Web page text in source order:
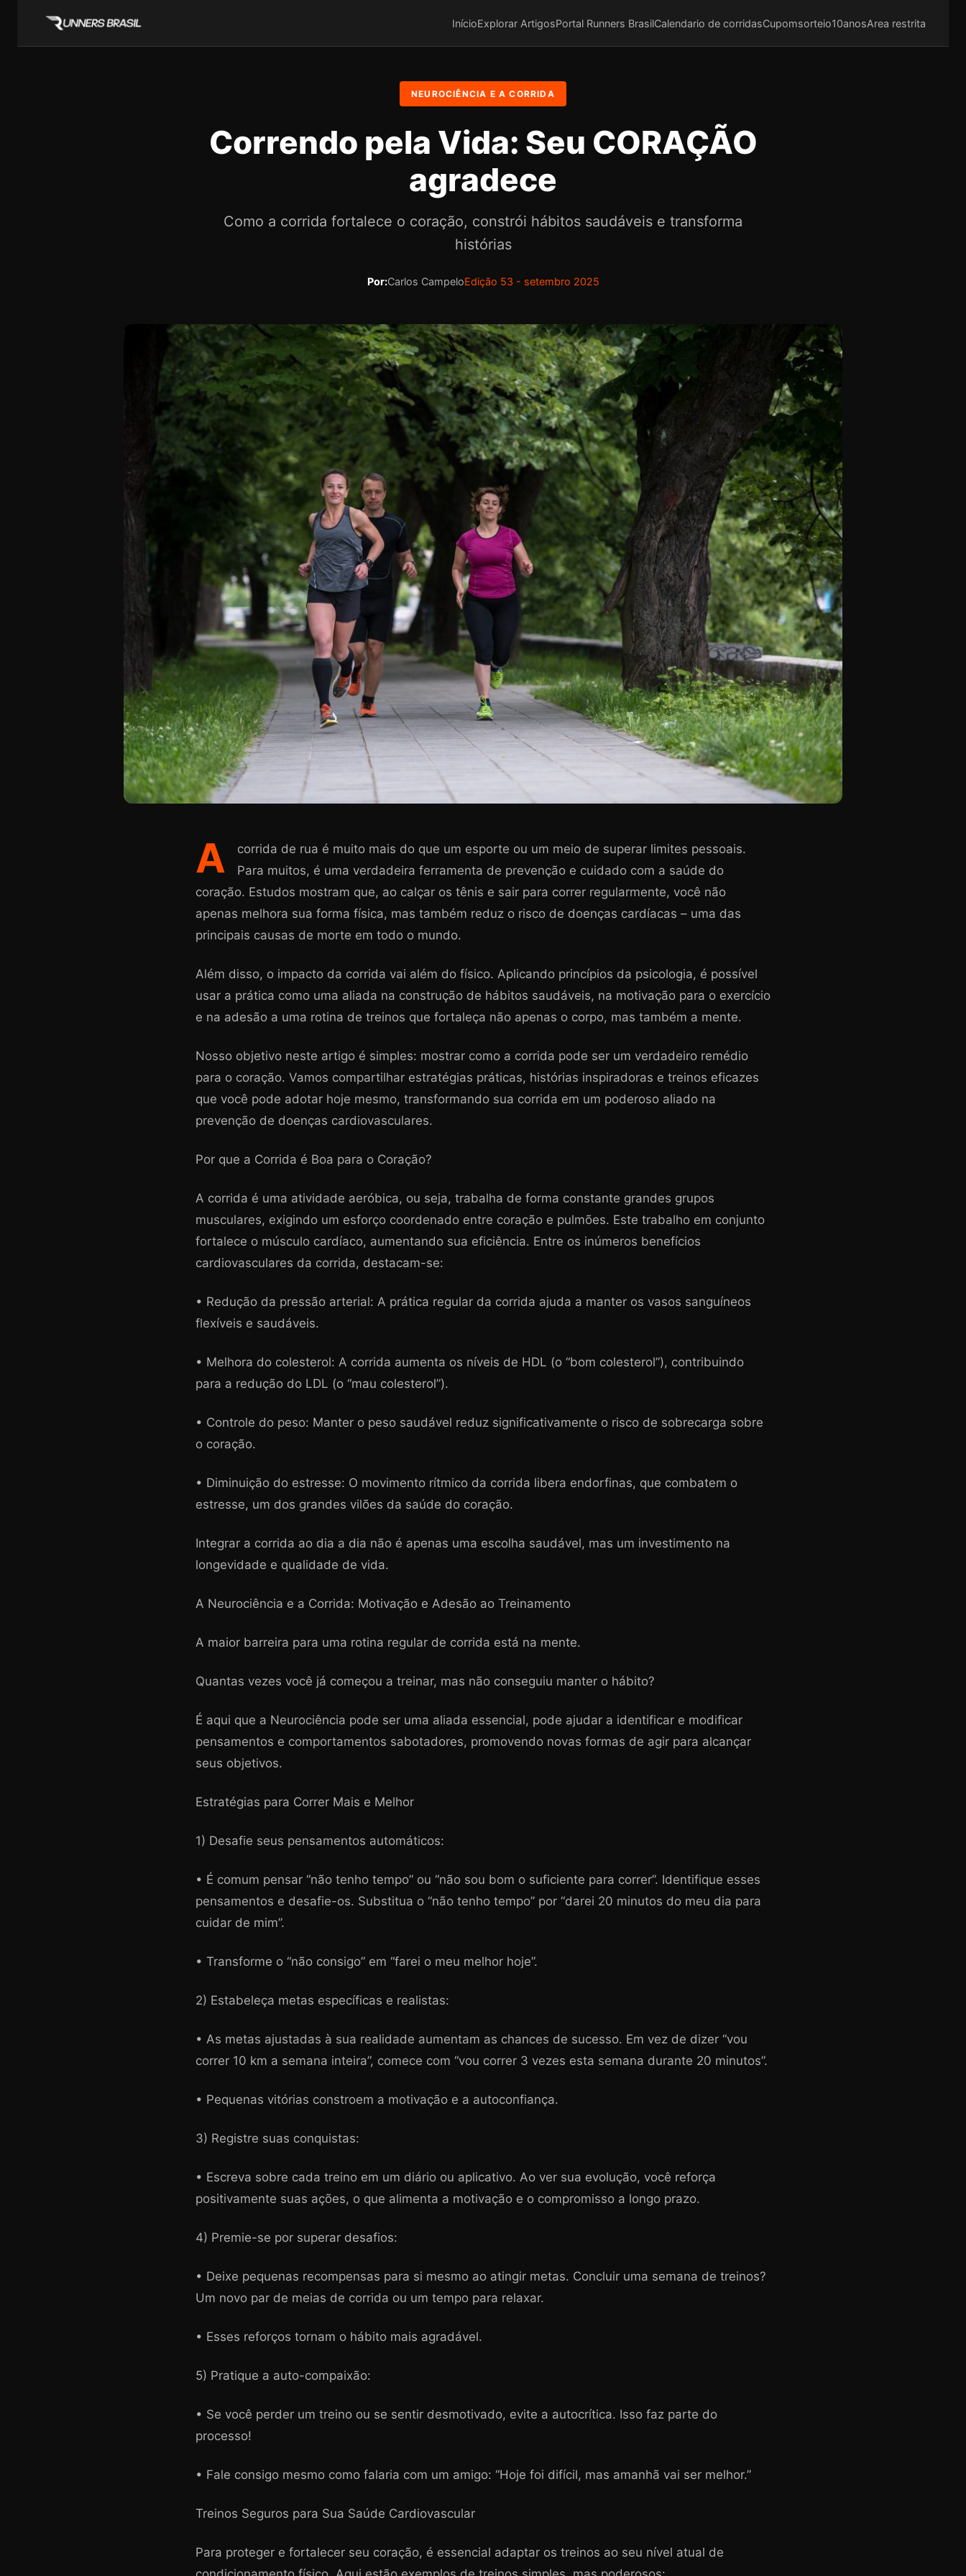
InícioExplorar ArtigosPortal Runners BrasilCalendario de corridasCupomsorteio10anosArea restrita
NEUROCIÊNCIA E A CORRIDA
Correndo pela Vida: Seu CORAÇÃO
agradece
Como a corrida fortalece o coração, constrói hábitos saudáveis e transforma
histórias
Por:Carlos CampeloEdição 53 - setembro 2025
A
corrida de rua é muito mais do que um esporte ou um meio de superar limites pessoais.
Para muitos, é uma verdadeira ferramenta de prevenção e cuidado com a saúde do
coração. Estudos mostram que, ao calçar os tênis e sair para correr regularmente, você não
apenas melhora sua forma física, mas também reduz o risco de doenças cardíacas – uma das
principais causas de morte em todo o mundo.
Além disso, o impacto da corrida vai além do físico. Aplicando princípios da psicologia, é possível
usar a prática como uma aliada na construção de hábitos saudáveis, na motivação para o exercício
e na adesão a uma rotina de treinos que fortaleça não apenas o corpo, mas também a mente.
Nosso objetivo neste artigo é simples: mostrar como a corrida pode ser um verdadeiro remédio
para o coração. Vamos compartilhar estratégias práticas, histórias inspiradoras e treinos eficazes
que você pode adotar hoje mesmo, transformando sua corrida em um poderoso aliado na
prevenção de doenças cardiovasculares.
Por que a Corrida é Boa para o Coração?
A corrida é uma atividade aeróbica, ou seja, trabalha de forma constante grandes grupos
musculares, exigindo um esforço coordenado entre coração e pulmões. Este trabalho em conjunto
fortalece o músculo cardíaco, aumentando sua eficiência. Entre os inúmeros benefícios
cardiovasculares da corrida, destacam-se:
• Redução da pressão arterial: A prática regular da corrida ajuda a manter os vasos sanguíneos
flexíveis e saudáveis.
• Melhora do colesterol: A corrida aumenta os níveis de HDL (o “bom colesterol”), contribuindo
para a redução do LDL (o “mau colesterol”).
• Controle do peso: Manter o peso saudável reduz significativamente o risco de sobrecarga sobre
o coração.
• Diminuição do estresse: O movimento rítmico da corrida libera endorfinas, que combatem o
estresse, um dos grandes vilões da saúde do coração.
Integrar a corrida ao dia a dia não é apenas uma escolha saudável, mas um investimento na
longevidade e qualidade de vida.
A Neurociência e a Corrida: Motivação e Adesão ao Treinamento
A maior barreira para uma rotina regular de corrida está na mente.
Quantas vezes você já começou a treinar, mas não conseguiu manter o hábito?
É aqui que a Neurociência pode ser uma aliada essencial, pode ajudar a identificar e modificar
pensamentos e comportamentos sabotadores, promovendo novas formas de agir para alcançar
seus objetivos.
Estratégias para Correr Mais e Melhor
1) Desafie seus pensamentos automáticos:
• É comum pensar “não tenho tempo” ou “não sou bom o suficiente para correr”. Identifique esses
pensamentos e desafie-os. Substitua o “não tenho tempo” por “darei 20 minutos do meu dia para
cuidar de mim”.
• Transforme o “não consigo” em “farei o meu melhor hoje”.
2) Estabeleça metas específicas e realistas:
• As metas ajustadas à sua realidade aumentam as chances de sucesso. Em vez de dizer “vou
correr 10 km a semana inteira”, comece com “vou correr 3 vezes esta semana durante 20 minutos”.
• Pequenas vitórias constroem a motivação e a autoconfiança.
3) Registre suas conquistas:
• Escreva sobre cada treino em um diário ou aplicativo. Ao ver sua evolução, você reforça
positivamente suas ações, o que alimenta a motivação e o compromisso a longo prazo.
4) Premie-se por superar desafios:
• Deixe pequenas recompensas para si mesmo ao atingir metas. Concluir uma semana de treinos?
Um novo par de meias de corrida ou um tempo para relaxar.
• Esses reforços tornam o hábito mais agradável.
5) Pratique a auto-compaixão:
• Se você perder um treino ou se sentir desmotivado, evite a autocrítica. Isso faz parte do
processo!
• Fale consigo mesmo como falaria com um amigo: “Hoje foi difícil, mas amanhã vai ser melhor.”
Treinos Seguros para Sua Saúde Cardiovascular
Para proteger e fortalecer seu coração, é essencial adaptar os treinos ao seu nível atual de